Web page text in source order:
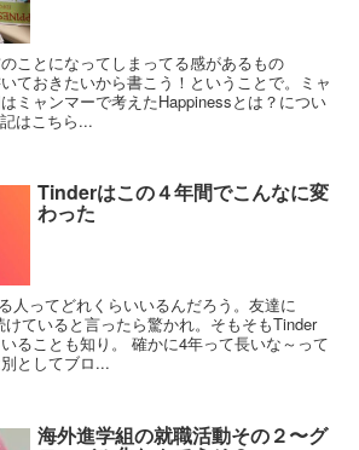
ことになってしまってる感があるもの
ておきたいから書こう！ということで。ミャ
ミャンマーで考えたHappinessとは？につい
はこちら...
Tinderはこの４年間でこんなに変
わった
人ってどれくらいいるんだろう。友達に
ていると言ったら驚かれ。そもそもTinder
ることも知り。 確かに4年って長いな～って
としてブロ...
海外進学組の就職活動その２〜グ